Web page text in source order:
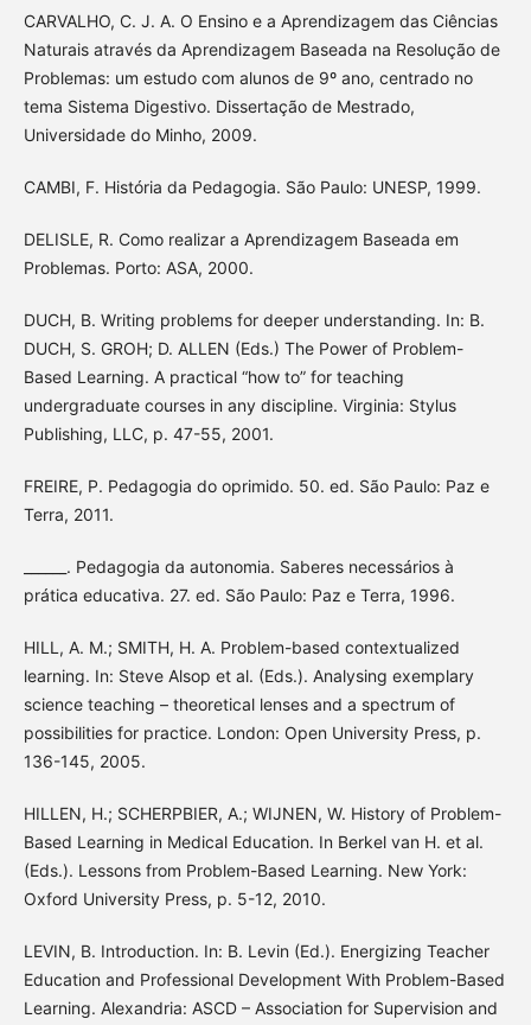
CARVALHO, C. J. A. O Ensino e a Aprendizagem das Ciências
Naturais através da Aprendizagem Baseada na Resolução de
Problemas: um estudo com alunos de 9º ano, centrado no
tema Sistema Digestivo. Dissertação de Mestrado,
Universidade do Minho, 2009.
CAMBI, F. História da Pedagogia. São Paulo: UNESP, 1999.
DELISLE, R. Como realizar a Aprendizagem Baseada em
Problemas. Porto: ASA, 2000.
DUCH, B. Writing problems for deeper understanding. In: B.
DUCH, S. GROH; D. ALLEN (Eds.) The Power of Problem-
Based Learning. A practical “how to” for teaching
undergraduate courses in any discipline. Virginia: Stylus
Publishing, LLC, p. 47-55, 2001.
FREIRE, P. Pedagogia do oprimido. 50. ed. São Paulo: Paz e
Terra, 2011.
______. Pedagogia da autonomia. Saberes necessários à
prática educativa. 27. ed. São Paulo: Paz e Terra, 1996.
HILL, A. M.; SMITH, H. A. Problem-based contextualized
learning. In: Steve Alsop et al. (Eds.). Analysing exemplary
science teaching – theoretical lenses and a spectrum of
possibilities for practice. London: Open University Press, p.
136-145, 2005.
HILLEN, H.; SCHERPBIER, A.; WIJNEN, W. History of Problem-
Based Learning in Medical Education. In Berkel van H. et al.
(Eds.). Lessons from Problem-Based Learning. New York:
Oxford University Press, p. 5-12, 2010.
LEVIN, B. Introduction. In: B. Levin (Ed.). Energizing Teacher
Education and Professional Development With Problem-Based
Learning. Alexandria: ASCD – Association for Supervision and